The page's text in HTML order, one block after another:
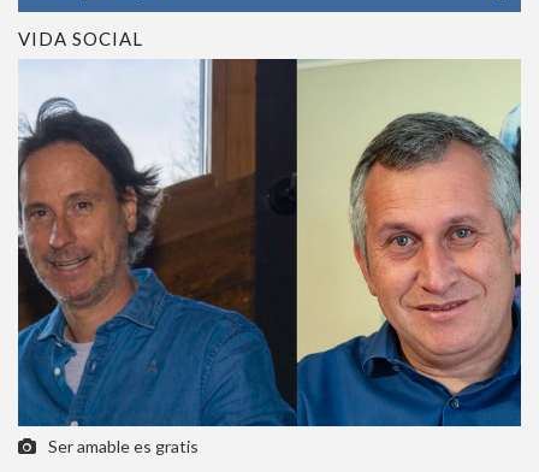
VIDA SOCIAL
Ser amable es gratis
soportedigital@mercurio.cl